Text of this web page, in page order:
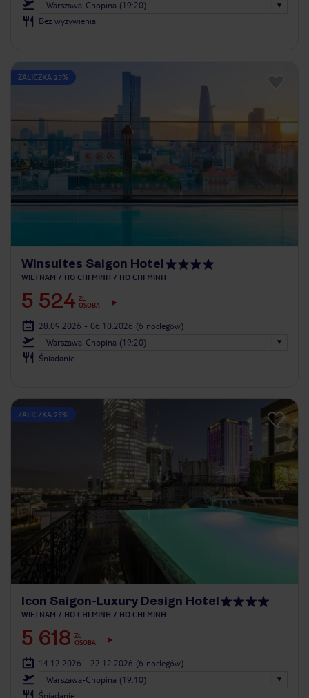
Warszawa-Chopina (19:20)
Bez wyżywienia
ZALICZKA 25%
Winsuites Saigon Hotel
WIETNAM HO CHI MINH HO CHI MINH
5 524 ZŁ
OSOBA
28.09.2026 - 06.10.2026 (6 noclegów)
Warszawa-Chopina (19:20)
Śniadanie
ZALICZKA 25%
Icon Saigon-Luxury Design Hotel
WIETNAM HO CHI MINH HO CHI MINH
5 618 ZŁ
OSOBA
14.12.2026 - 22.12.2026 (6 noclegów)
Warszawa-Chopina (19:10)
Śniadanie